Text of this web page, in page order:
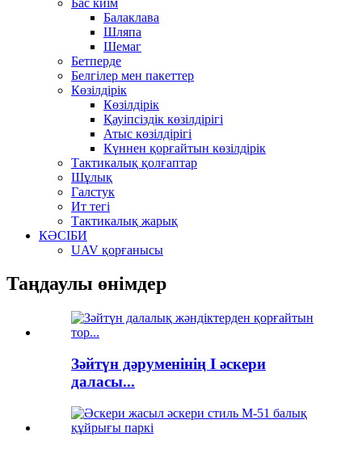
Балаклава
Шляпа
Шемаг
Бетперде
Белгілер мен пакеттер
Көзілдірік
Көзілдірік
Қауіпсіздік көзілдірігі
Атыс көзілдірігі
Күннен қорғайтын көзілдірік
Тактикалық қолғаптар
Шұлық
Галстук
Ит тегі
Тактикалық жарық
КӘСІБИ
UAV қорғанысы
Таңдаулы өнімдер
Зәйтүн дәруменінің I әскери
даласы...